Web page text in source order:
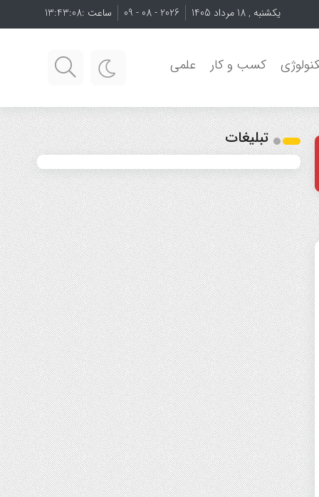
یکشنبه , 18 مرداد 1405 2026 - 08 - 09 ساعت :13:43:10
کسب و کار علمی
تبلیغات